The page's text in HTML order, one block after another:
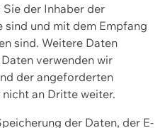
der Inhaber der
sind und mit dem Empfang
sind. Weitere Daten
verwenden wir
der angeforderten
an Dritte weiter.
der Daten, der E-